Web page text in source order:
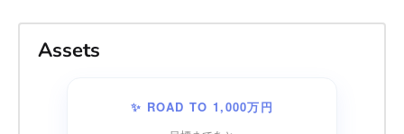
Assets
✨ ROAD TO 1,000万円